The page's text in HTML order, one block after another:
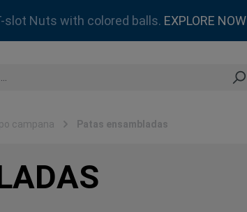
slot Nuts with colored balls. EXPLORE NOW
campana Patas ensambladas